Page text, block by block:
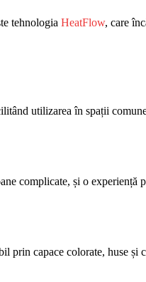
tehnologia HeatFlow, care
utilizarea în spații
complicate, și o experiență
prin capace colorate, huse și